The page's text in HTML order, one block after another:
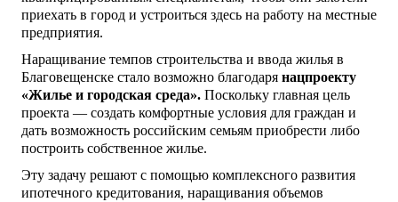
приехать в город и устроиться здесь на работу на местные
предприятия.
Наращивание темпов строительства и ввода жилья в
Благовещенске стало возможно благодаря нацпроекту
«Жилье и городская среда». Поскольку главная цель
проекта — создать комфортные условия для граждан и
дать возможность российским семьям приобрести либо
построить собственное жилье.
Эту задачу решают с помощью комплексного развития
ипотечного кредитования, наращивания объемов